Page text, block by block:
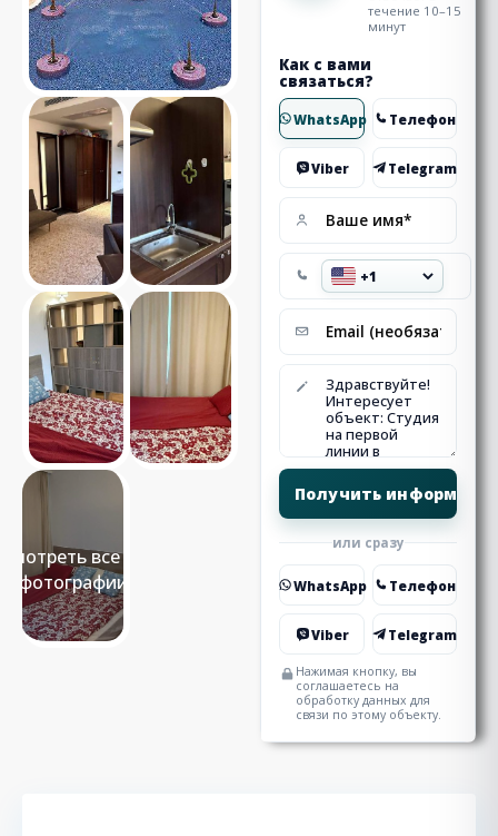
Смотреть все 17
фотографии
течение 10–15
минут
Как с вами
связаться?
WhatsApp Телефон
Viber Telegram
или сразу
WhatsApp Телефон
Viber Telegram
Нажимая кнопку, вы
соглашаетесь на
обработку данных для
связи по этому объекту.